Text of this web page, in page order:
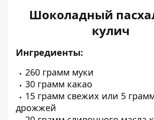
Шоколадный
кулич
Ингредиенты:
260 грамм муки
30 грамм какао
15 грамм свежих или 5
дрожжей